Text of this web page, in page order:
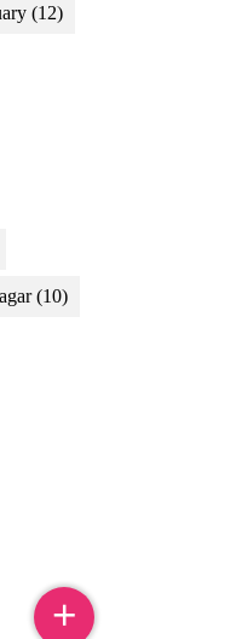
(12)
(10)
+